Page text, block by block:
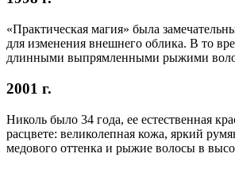
«Практическая магия» была
для изменения внешнего облика. В то
длинными выпрямленными рыжими
2001 г.
Николь было 34 года, ее естественная
расцвете: великолепная кожа, яркий
медового оттенка и рыжие волосы в